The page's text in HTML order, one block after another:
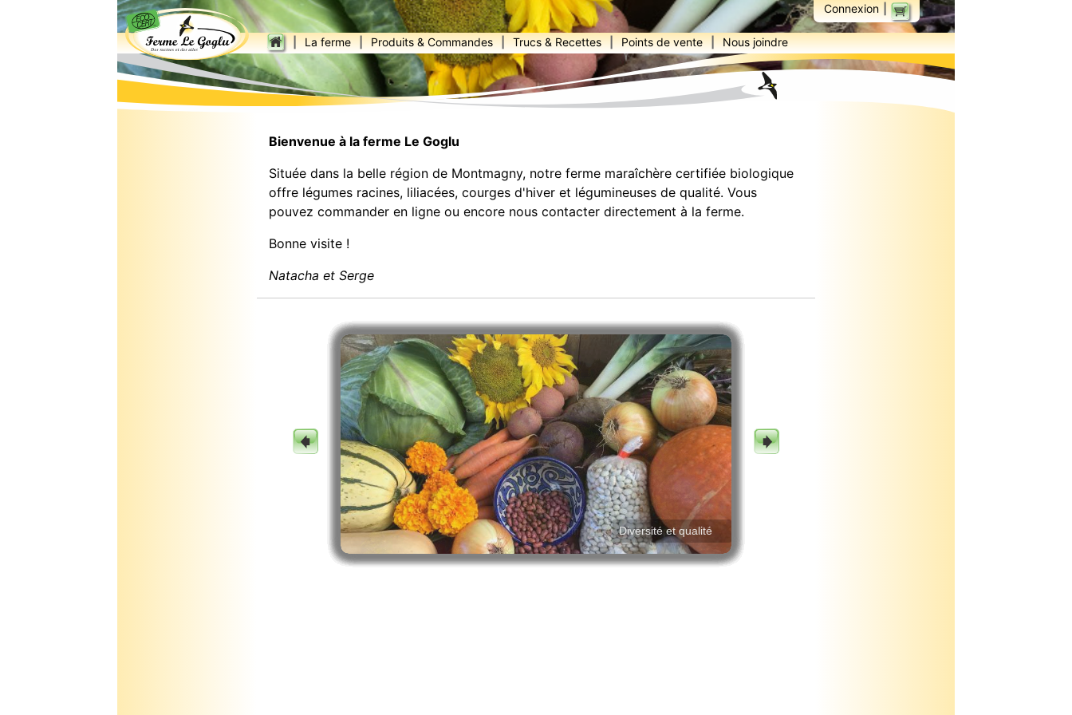
| La ferme | Produits & Commandes | Trucs & Recettes | Points de vente | Nous joindre
Connexion |
Bienvenue à la ferme Le Goglu
Située dans la belle région de Montmagny, notre ferme maraîchère certifiée biologique
offre légumes racines, liliacées, courges d'hiver et légumineuses de qualité. Vous
pouvez commander en ligne ou encore nous contacter directement à la ferme.
Bonne visite !
Natacha et Serge
Diversité et qualité
Certifiée biologique depuis 2003